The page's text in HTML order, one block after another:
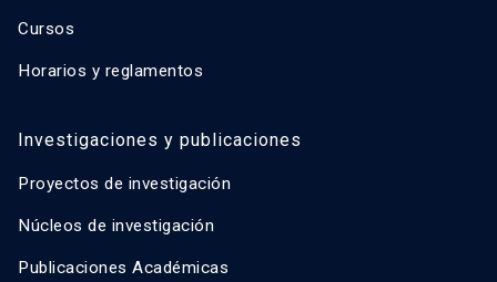
Cursos
Horarios y reglamentos
Investigaciones y publicaciones
Proyectos de investigación
Núcleos de investigación
Publicaciones Académicas